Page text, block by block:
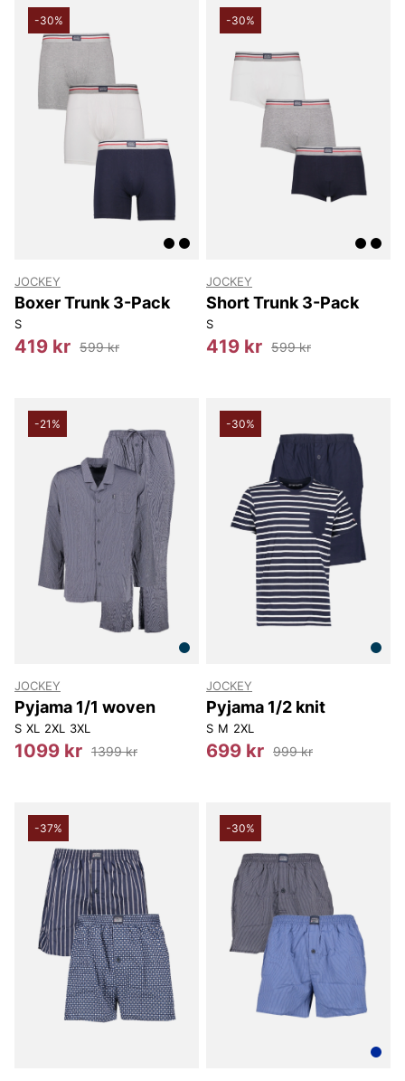
-30%
JOCKEY
Boxer Trunk 3-Pack
S
419 kr 599 kr
-30%
JOCKEY
Short Trunk 3-Pack
S
419 kr 599 kr
-21%
JOCKEY
Pyjama 1/1 woven
S XL 2XL 3XL
1099 kr 1399 kr
-30%
JOCKEY
Pyjama 1/2 knit
S M 2XL
699 kr 999 kr
-37% -30%